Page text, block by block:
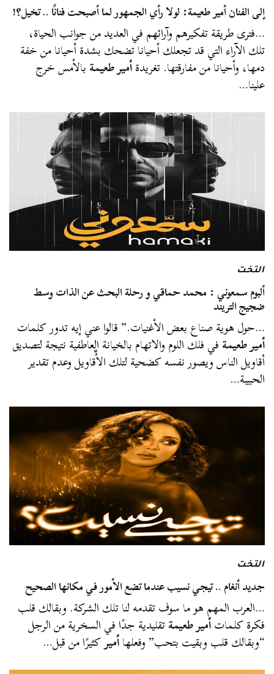
إلى الفنان أمير طعيمة: لولا رأي الجمهور لما أصبحت فنانًا .. تخيل؟!
…فترى طريقة تفكيرهم وآرائهم في العديد من جوانب الحياة،
تلك الآراء التي قد تجعلك أحيانا تضحك بشدة أحيانا من خفة
دمها، وأحيانا من مفارقتها. تغريدةأمير طعيمةبالأمس خرج
علينا…
التخت
ألبوم سمعوني : محمد حماقي و رحلة البحث عن الذات وسط
ضجيج التريند
…حول هوية صناع بعض الأغنيات.” قالوا عني إيه تدور كلمات
أمير طعيمةفي فلك اللوم والاتهام بالخيانة العاطفية نتيجة لتصديق
أقاويل الناس ويصور نفسه كضحية لتلك الأٌقاويل وعدم تقدير
الحبيبة…
التخت
جديد أنغام .. تيجي نسيب عندما تضع الأمور في مكانها الصحيح
…العرب المهم هو ما سوف تقدمه لنا تلك الشركة. وبقالك قلب
فكرة كلماتأمير طعيمةتقليدية جدًا في السخرية من الرجل
“وبقالك قلب وبقيت بتحب” وفعلهاأميركثيرًا من قبل…